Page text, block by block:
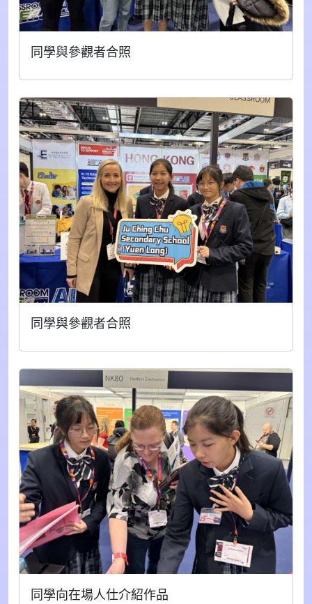
同學與參觀者合照
同學與參觀者合照
同學向在場人仕介紹作品